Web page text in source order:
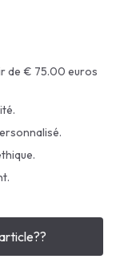
de € 75.00 euros